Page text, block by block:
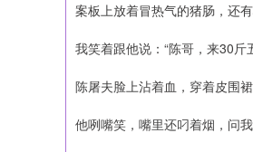
案板上放着冒热气的猪肠，还有
我笑着跟他说：“陈哥，来30斤
陈屠夫脸上沾着血，穿着皮围
他咧嘴笑，嘴里还叼着烟，问